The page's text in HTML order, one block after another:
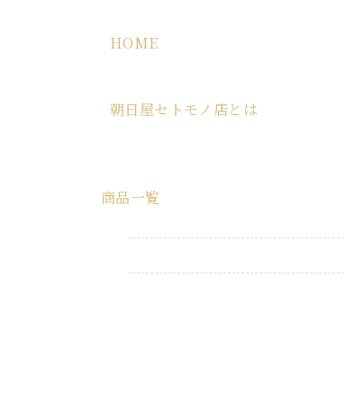
HOME
朝日屋セトモノ店とは
商品一覧
すべての商品
業務用品